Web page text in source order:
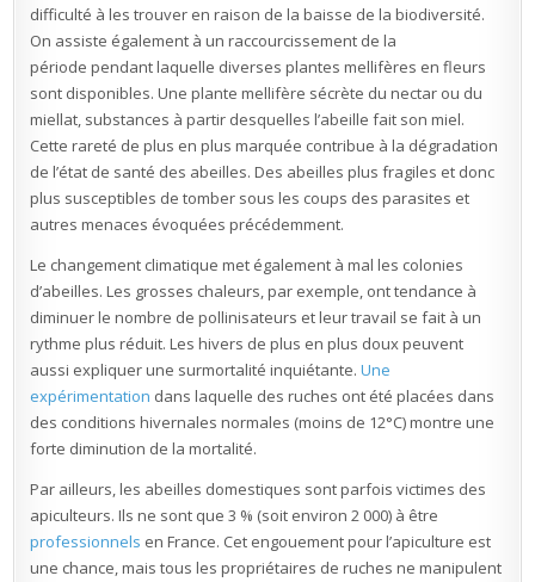
difficulté à les trouver en raison de la baisse de la biodiversité.
On assiste également à un raccourcissement de la
période pendant laquelle diverses plantes mellifères en fleurs
sont disponibles. Une plante mellifère sécrète du nectar ou du
miellat, substances à partir desquelles l’abeille fait son miel.
Cette rareté de plus en plus marquée contribue à la dégradation
de l’état de santé des abeilles. Des abeilles plus fragiles et donc
plus susceptibles de tomber sous les coups des parasites et
autres menaces évoquées précédemment.
Le changement climatique met également à mal les colonies
d’abeilles. Les grosses chaleurs, par exemple, ont tendance à
diminuer le nombre de pollinisateurs et leur travail se fait à un
rythme plus réduit. Les hivers de plus en plus doux peuvent
aussi expliquer une surmortalité inquiétante.Une
expérimentation dans laquelle des ruches ont été placées dans
des conditions hivernales normales (moins de 12°C) montre une
forte diminution de la mortalité.
Par ailleurs, les abeilles domestiques sont parfois victimes des
apiculteurs. Ils ne sont que 3 % (soit environ 2 000) à être
professionnels en France. Cet engouement pour l’apiculture est
une chance, mais tous les propriétaires de ruches ne manipulent